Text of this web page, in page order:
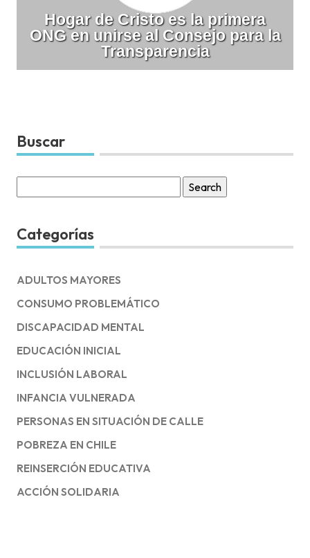
Hogar de Cristo es la primera
ONG en unirse al Consejo para la
Transparencia
Buscar
for:
Categorías
ADULTOS MAYORES
CONSUMO PROBLEMÁTICO
DISCAPACIDAD MENTAL
EDUCACIÓN INICIAL
INCLUSIÓN LABORAL
INFANCIA VULNERADA
PERSONAS EN SITUACIÓN DE CALLE
POBREZA EN CHILE
REINSERCIÓN EDUCATIVA
ACCIÓN SOLIDARIA